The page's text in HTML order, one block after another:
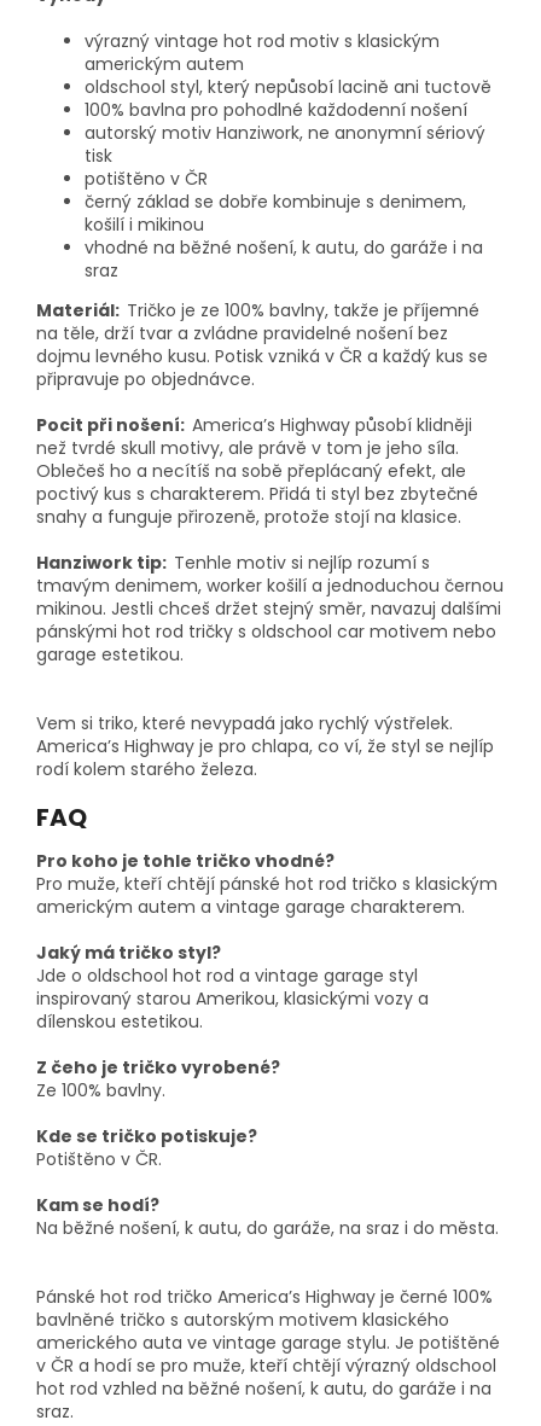
výrazný vintage hot rod motiv s klasickým
americkým autem
oldschool styl, který nepůsobí lacině ani tuctově
100% bavlna pro pohodlné každodenní nošení
autorský motiv Hanziwork, ne anonymní sériový
tisk
potištěno v ČR
černý základ se dobře kombinuje s denimem,
košilí i mikinou
vhodné na běžné nošení, k autu, do garáže i na
sraz
Materiál: Tričko je ze 100% bavlny, takže je příjemné
na těle, drží tvar a zvládne pravidelné nošení bez
dojmu levného kusu. Potisk vzniká v ČR a každý kus se
připravuje po objednávce.
Pocit při nošení: America’s Highway působí klidněji
než tvrdé skull motivy, ale právě v tom je jeho síla.
Oblečeš ho a necítíš na sobě přeplácaný efekt, ale
poctivý kus s charakterem. Přidá ti styl bez zbytečné
snahy a funguje přirozeně, protože stojí na klasice.
Hanziwork tip: Tenhle motiv si nejlíp rozumí s
tmavým denimem, worker košilí a jednoduchou černou
mikinou. Jestli chceš držet stejný směr, navazuj dalšími
pánskými hot rod tričky s oldschool car motivem nebo
garage estetikou.
Vem si triko, které nevypadá jako rychlý výstřelek.
America’s Highway je pro chlapa, co ví, že styl se nejlíp
rodí kolem starého železa.
FAQ
Pro koho je tohle tričko vhodné?
Pro muže, kteří chtějí pánské hot rod tričko s klasickým
americkým autem a vintage garage charakterem.
Jaký má tričko styl?
Jde o oldschool hot rod a vintage garage styl
inspirovaný starou Amerikou, klasickými vozy a
dílenskou estetikou.
Z čeho je tričko vyrobené?
Ze 100% bavlny.
Kde se tričko potiskuje?
Potištěno v ČR.
Kam se hodí?
Na běžné nošení, k autu, do garáže, na sraz i do města.
Pánské hot rod tričko America’s Highway je černé 100%
bavlněné tričko s autorským motivem klasického
amerického auta ve vintage garage stylu. Je potištěné
v ČR a hodí se pro muže, kteří chtějí výrazný oldschool
hot rod vzhled na běžné nošení, k autu, do garáže i na
sraz.